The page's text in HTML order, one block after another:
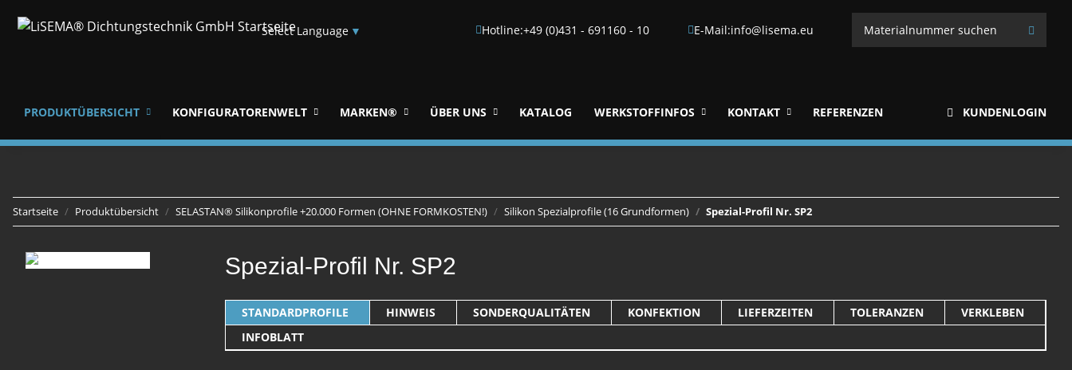
Select Language ▼ Hotline:+49 (0)431 - 691160 - 10 E-Mail:info@lisema.eu
KUNDENLOGIN
PRODUKTÜBERSICHT KONFIGURATORENWELT MARKEN® ÜBER UNS KATALOG WERKSTOFFINFOS KONTAKT REFERENZEN
Startseite Produktübersicht SELASTAN® Silikonprofile +20.000 Formen (OHNE FORMKOSTEN!) Silikon Spezialprofile (16 Grundformen) Spezial-Profil Nr. SP2
Spezial-Profil Nr. SP2
STANDARDPROFILE HINWEIS SONDERQUALITÄTEN KONFEKTION LIEFERZEITEN TOLERANZEN
VERKLEBEN
INFOBLATT